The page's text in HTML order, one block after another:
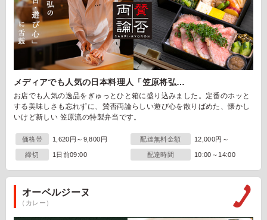
メディアでも人気の日本料理人「笠原将弘…
お店でも人気の逸品をぎゅっとひと箱に盛り込みました。定番のホッと
する美味しさも忘れずに、賛否両論らしい遊び心を散りばめた、懐かし
いけど新しい 笠原流の特製弁当です。
価格帯 1,620円～9,800円 配達無料金額 12,000円～
締切 1日前09:00 配達時間 10:00～14:00
オーベルジーヌ
（カレー）